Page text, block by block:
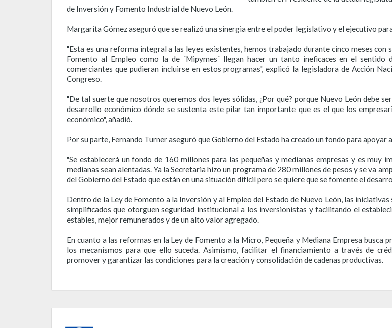
de Inversión y Fomento Industrial de Nuevo León.
Margarita Gómez aseguró que se realizó una sinergia entre el poder legislativo y el ejecutivo
"Esta es una reforma integral a las leyes existentes, hemos trabajado durante cinco meses con
Fomento al Empleo como la de ´Mipymes´ llegan hacer un tanto ineficaces en el
comerciantes que pudieran incluirse en estos programas", explicó la legisladora de Acción
Congreso.
"De tal suerte que nosotros queremos dos leyes sólidas, ¿Por qué? porque Nuevo León debe
desarrollo económico dónde se sustenta este pilar tan importante que es el que los
económico", añadió.
Por su parte, Fernando Turner aseguró que Gobierno del Estado ha creado un fondo para apoyar
"Se establecerá un fondo de 160 millones para las pequeñas y medianas empresas y es muy
medianas sean alentadas. Ya la Secretaria hizo un programa de 280 millones de pesos y se va
del Gobierno del Estado que están en una situación difícil pero se quiere que se fomente el
Dentro de la Ley de Fomento a la Inversión y al Empleo del Estado de Nuevo León, las
simplificados que otorguen seguridad institucional a los inversionistas y facilitando el
estables, mejor remunerados y de un alto valor agregado.
En cuanto a las reformas en la Ley de Fomento a la Micro, Pequeña y Mediana Empresa
los mecanismos para que ello suceda. Asimismo, facilitar el financiamiento a través de
promover y garantizar las condiciones para la creación y consolidación de cadenas productivas.